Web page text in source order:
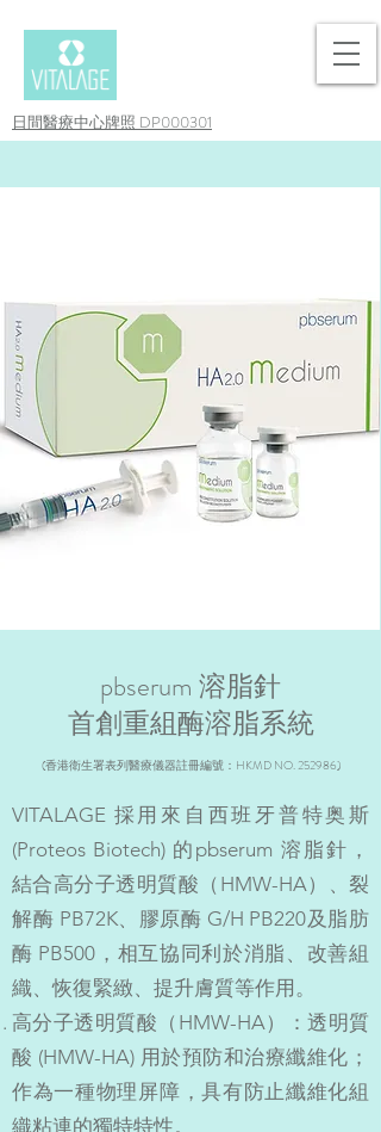
日間醫療中心牌照 DP000301
pbserum 溶脂針
首創重組酶溶脂系統
(香港衛生署表列醫療儀器註冊編號：HKMD NO. 252986)
VITALAGE 採用來自西班牙普特奥斯
(Proteos Biotech) 的pbserum 溶脂針，
結合高分子透明質酸（HMW-HA）、裂
解酶 PB72K、膠原酶 G/H PB220及脂肪
酶 PB500，相互協同利於消脂、改善組
織、恢復緊緻、提升膚質等作用。
高分子透明質酸（HMW-HA）：透明質
酸 (HMW-HA) 用於預防和治療纖維化；
作為一種物理屏障，具有防止纖維化組
織粘連的獨特特性。